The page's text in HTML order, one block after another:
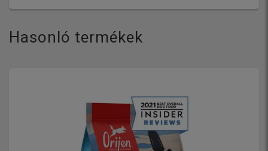
Hasonló termékek